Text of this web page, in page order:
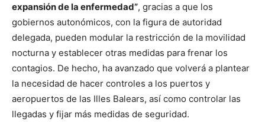
expansión de la enfermedad”, gracias a que los
gobiernos autonómicos, con la figura de autoridad
delegada, pueden modular la restricción de la movilidad
nocturna y establecer otras medidas para frenar los
contagios. De hecho, ha avanzado que volverá a plantear
la necesidad de hacer controles a los puertos y
aeropuertos de las Illes Balears, así como controlar las
llegadas y fijar más medidas de seguridad.